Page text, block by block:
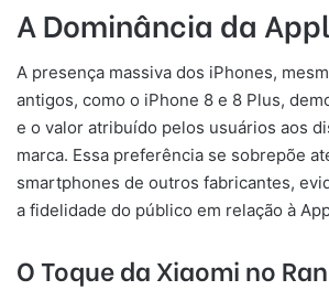
A Dominância da
A presença massiva dos iPhones,
antigos, como o iPhone 8 e 8 Plus,
e o valor atribuído pelos usuários aos
marca. Essa preferência se sobrepõe
smartphones de outros fabricantes,
a fidelidade do público em relação à
O Toque da Xiaomi no